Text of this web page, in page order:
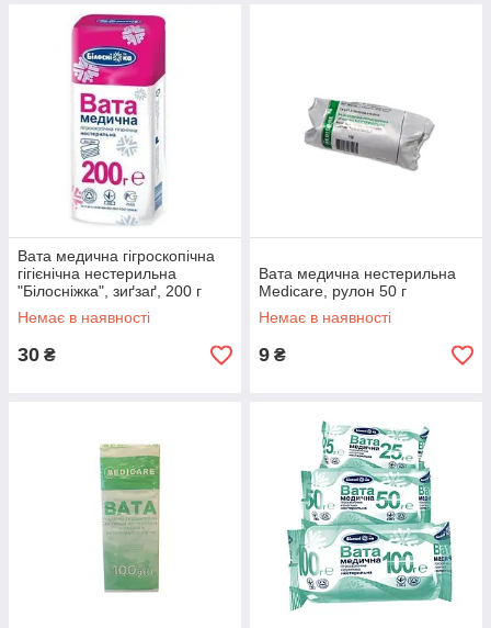
Вата медична гігроскопічна
гігієнічна нестерильна
"Білосніжка", зиґзаґ, 200 г
Немає в наявності
30 ₴
Вата медична нестерильна
Medicare, рулон 50 г
Немає в наявності
9 ₴